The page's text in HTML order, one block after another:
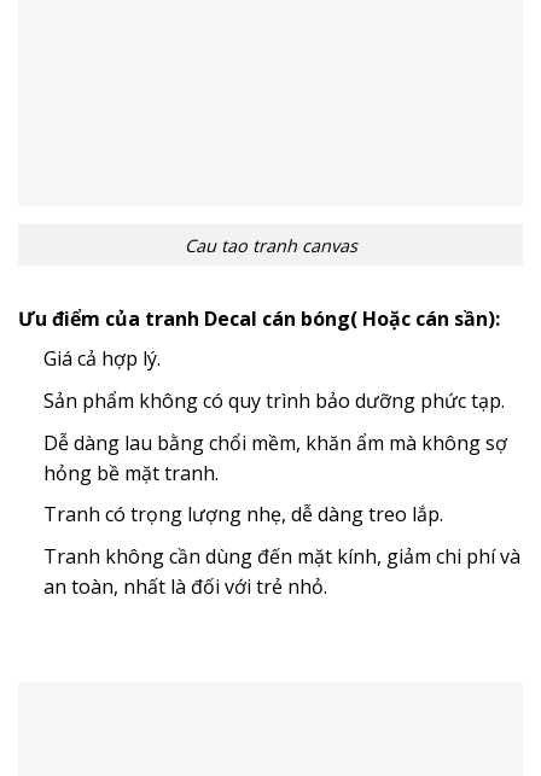
Cau tao tranh canvas
Ưu điểm của tranh Decal cán bóng( Hoặc cán sần):
Giá cả hợp lý.
Sản phẩm không có quy trình bảo dưỡng phức tạp.
Dễ dàng lau bằng chổi mềm, khăn ẩm mà không sợ
hỏng bề mặt tranh.
Tranh có trọng lượng nhẹ, dễ dàng treo lắp.
Tranh không cần dùng đến mặt kính, giảm chi phí và
an toàn, nhất là đối với trẻ nhỏ.